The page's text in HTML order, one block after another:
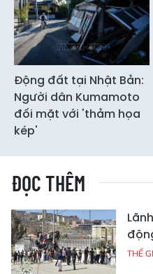
Động đất tại Nhật Bản:
Người dân Kumamoto
đối mặt với 'thảm họa
kép'
ĐỌC THÊM
THẾ